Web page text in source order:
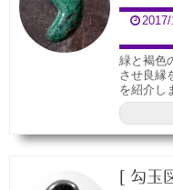
緑と褐色
させ良縁
を紹介し
[ 勾玉